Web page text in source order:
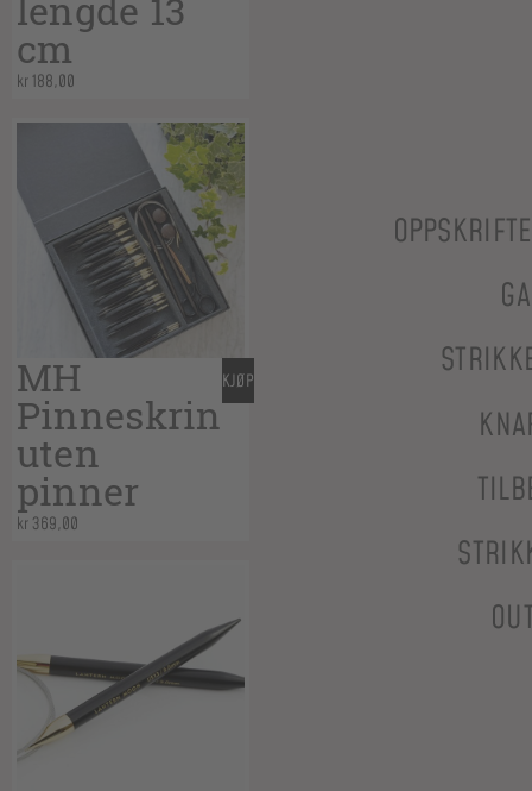
cm
kr188,00
MH
Pinneskrin
uten
pinner
kr369,00
KJØP